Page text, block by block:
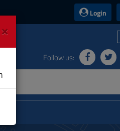
Login
Follow us:
×